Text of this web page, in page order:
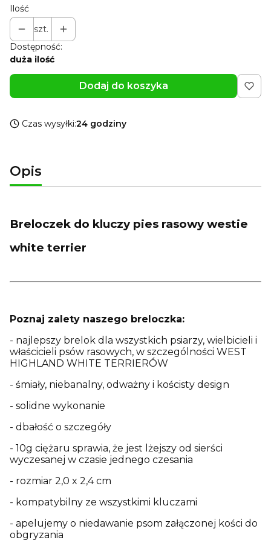
Ilość
szt.
Dostępność:
duża ilość
Dodaj do koszyka
Czas wysyłki:24 godziny
Opis
Breloczek do kluczy pies rasowy westie
white terrier
Poznaj zalety naszego breloczka:
- najlepszy brelok dla wszystkich psiarzy, wielbicieli i
właścicieli psów rasowych, w szczególności WEST
HIGHLAND WHITE TERRIERÓW
- śmiały, niebanalny, odważny i kościsty design
- solidne wykonanie
- dbałość o szczegóły
- 10g ciężaru sprawia, że jest lżejszy od sierści
wyczesanej w czasie jednego czesania
- rozmiar 2,0 x 2,4 cm
- kompatybilny ze wszystkimi kluczami
- apelujemy o niedawanie psom załączonej kości do
obgryzania